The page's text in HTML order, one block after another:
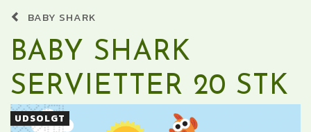
BABY SHARK
BABY SHARK
SERVIETTER 20 STK
UDSOLGT